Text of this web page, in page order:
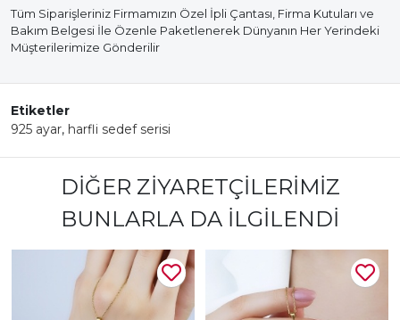
Tüm Siparişleriniz Firmamızın Özel İpli Çantası, Firma Kutuları ve
Bakım Belgesi İle Özenle Paketlenerek Dünyanın Her Yerindeki
Müşterilerimize Gönderilir
Etiketler
925 ayar, harfli sedef serisi
DIĞER ZIYARETÇILERIMIZ
BUNLARLA DA İLGILENDI